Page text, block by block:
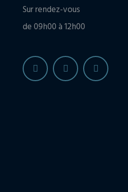
Sur rendez-vous
de 09h00 à 12h00